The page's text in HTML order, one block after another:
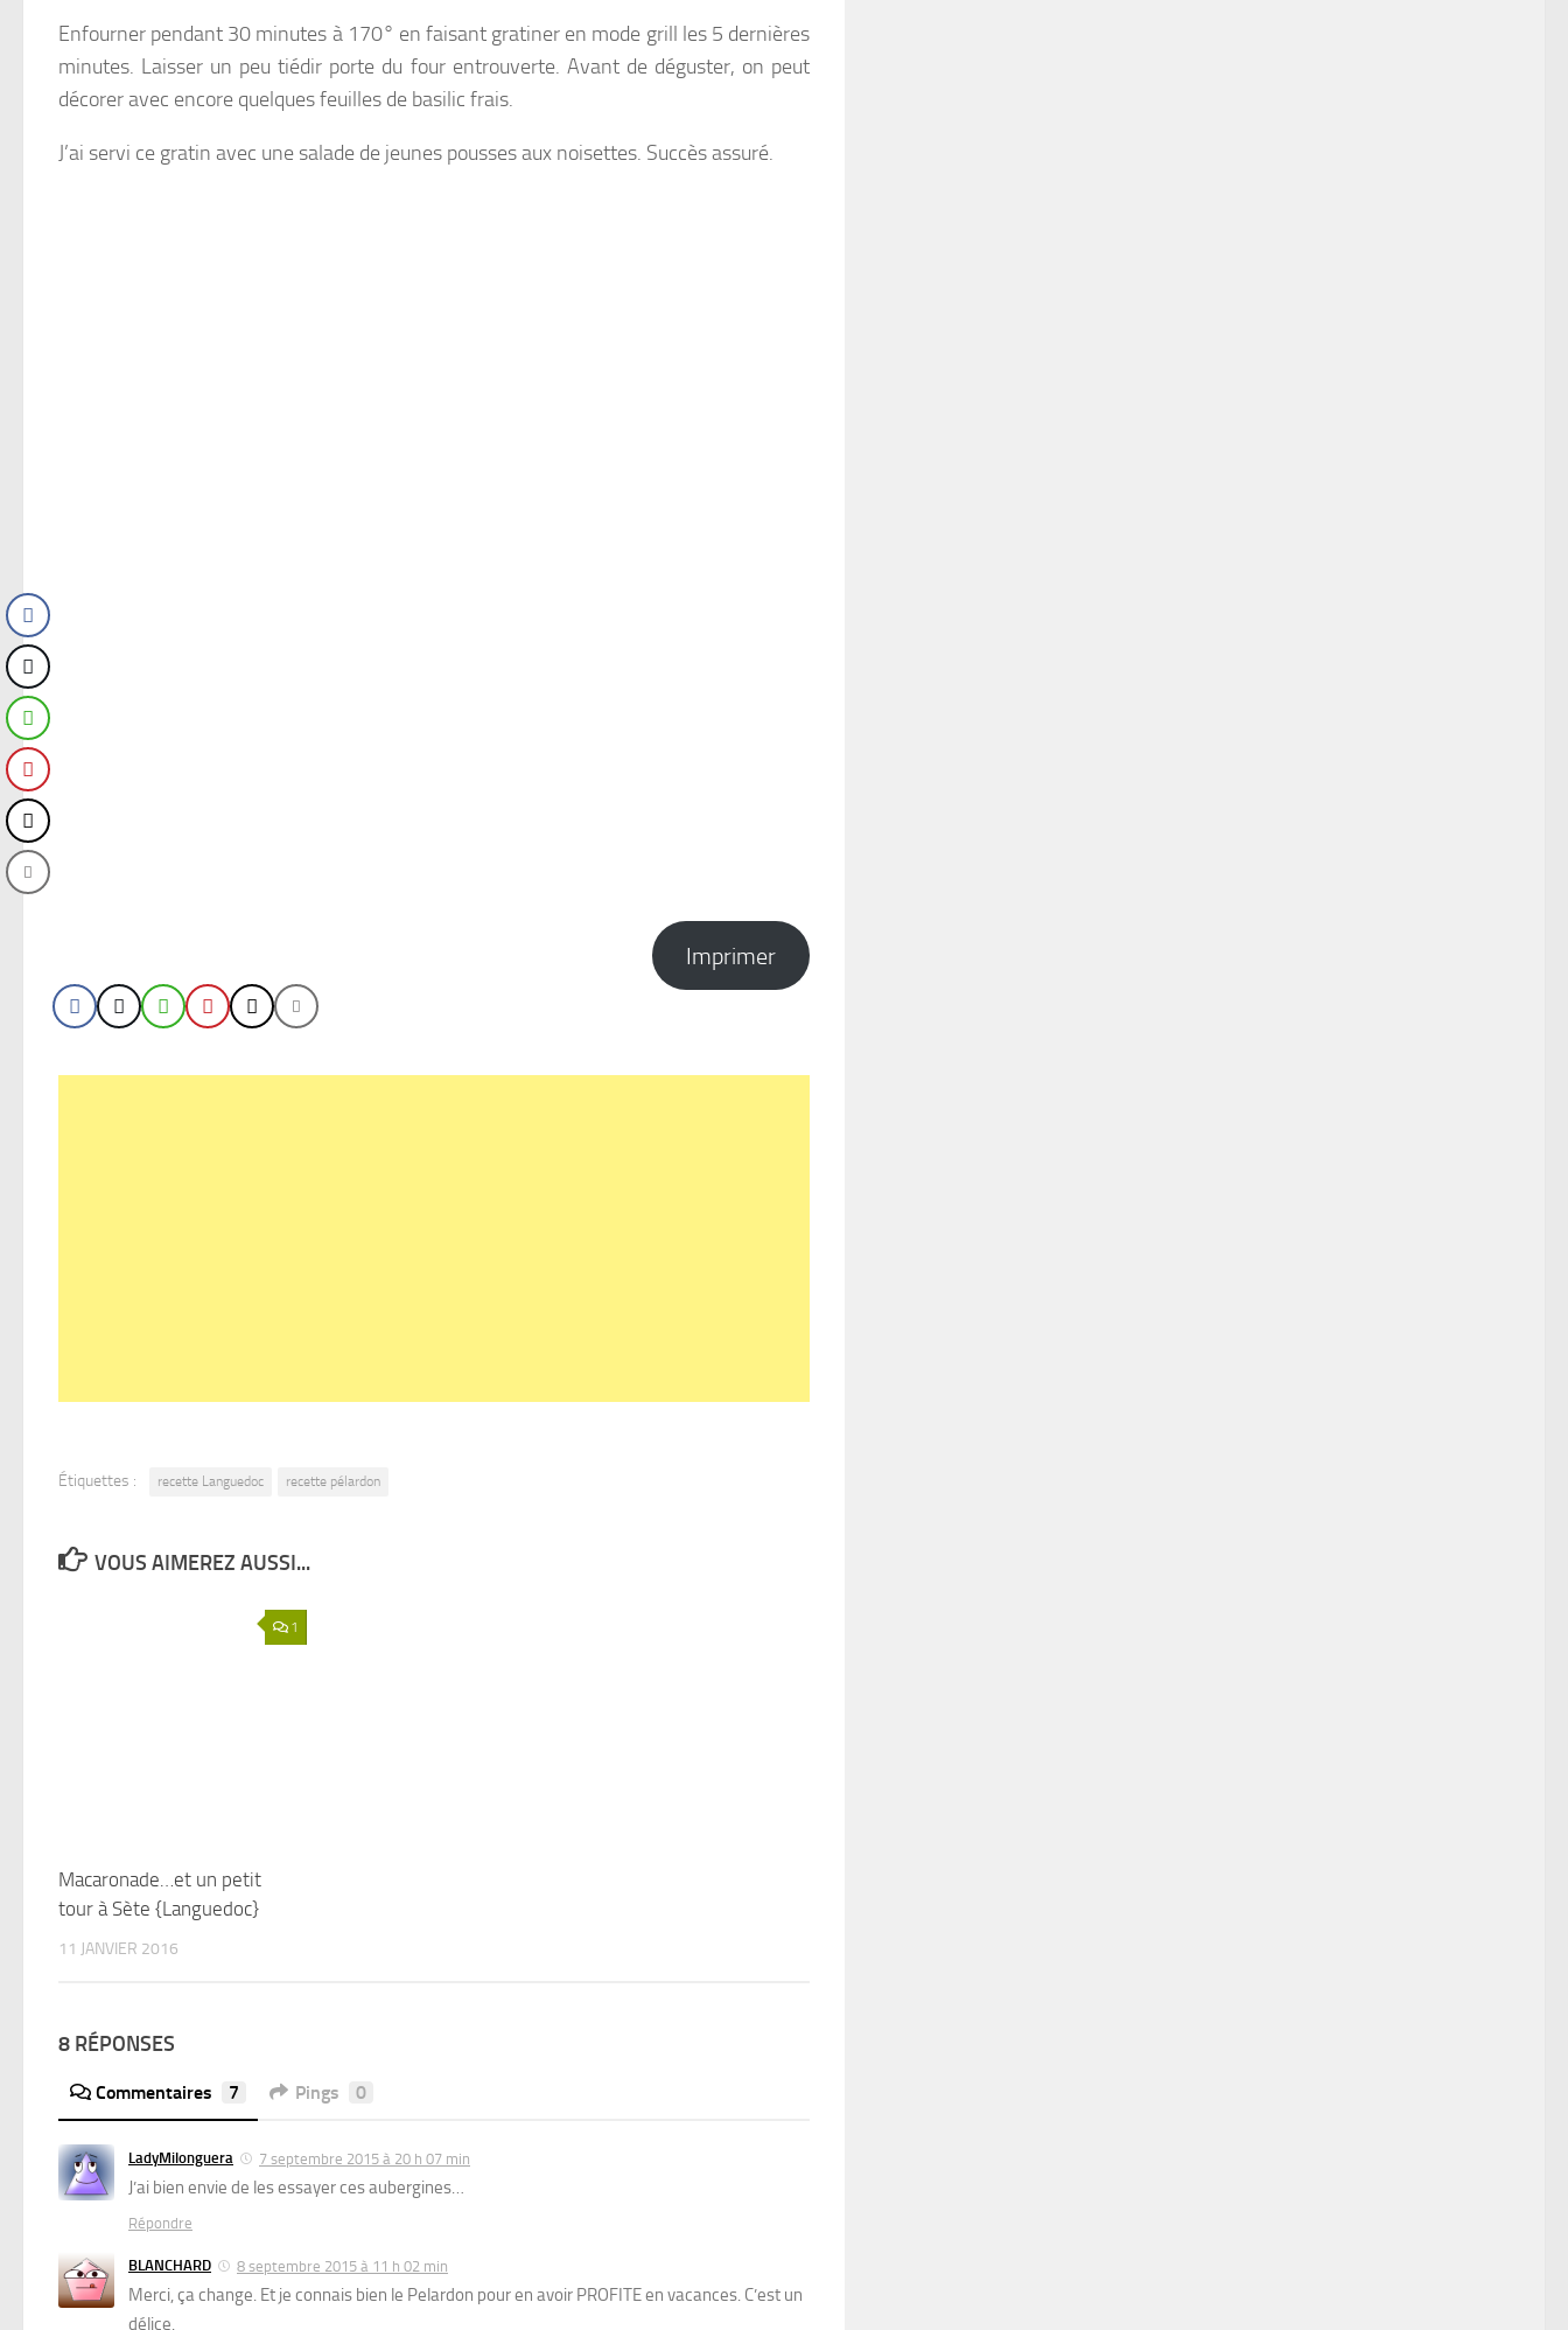
Enfourner pendant 30 minutes à 170° en faisant gratiner en mode grill les 5 dernières
minutes. Laisser un peu tiédir porte du four entrouverte. Avant de déguster, on peut
décorer avec encore quelques feuilles de basilic frais.
J’ai servi ce gratin avec une salade de jeunes pousses aux noisettes. Succès assuré.
Imprimer
Étiquettes : recette Languedoc recette pélardon
VOUS AIMEREZ AUSSI...
1
Macaronade…et un petit
tour à Sète {Languedoc}
11 JANVIER 2016
8 RÉPONSES
Commentaires 7 Pings 0
LadyMilonguera 7 septembre 2015 à 20 h 07 min
J’ai bien envie de les essayer ces aubergines…
Répondre
BLANCHARD 8 septembre 2015 à 11 h 02 min
Merci, ça change. Et je connais bien le Pelardon pour en avoir PROFITE en vacances. C’est un
délice.